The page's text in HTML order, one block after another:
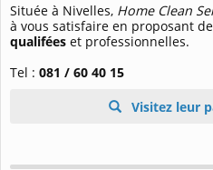
Située à Nivelles, Home Clean
à vous satisfaire en proposant
qualifées et professionnelles.
Tel : 081 / 60 40 15
Visitez leur